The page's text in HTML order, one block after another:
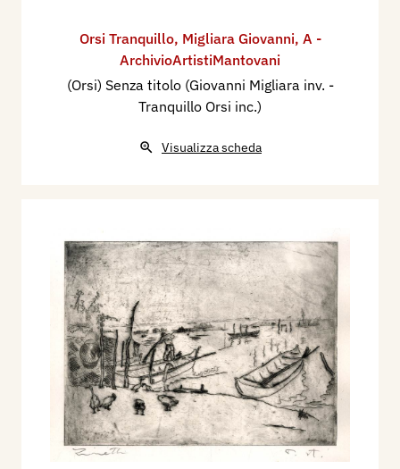
Orsi Tranquillo, Migliara Giovanni, A -
ArchivioArtistiMantovani
(Orsi) Senza titolo (Giovanni Migliara inv. -
Tranquillo Orsi inc.)
Visualizza scheda